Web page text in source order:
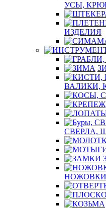
УСЫ,
ИЗДЕЛИЯ
ВАЛИКИ,
СВЕРЛА,